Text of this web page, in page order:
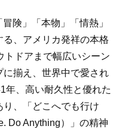
険」「本物」「情熱」
、アメリカ発祥の本格
トドアまで幅広いシーン
揃え、世界中で愛され
年、高い耐久性と優れた
、「どこへでも行け
Do Anything）」の精神